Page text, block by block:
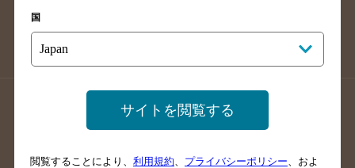
店舗登録方法のご案内
店舗情報更新方法のご案内
掲載店舗様ログイン
国
サイトを閲覧する
閲覧することにより、 利用規約 プライバシーポリシー 、およ